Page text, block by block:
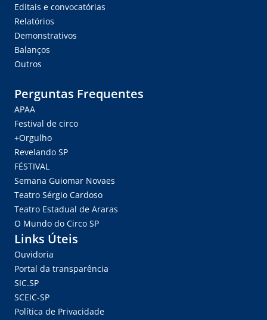
Editais e convocatórias
Relatórios
Demonstrativos
Balanços
Outros
Perguntas Frequentes
APAA
Festival de circo
+Orgulho
Revelando SP
FÉSTIVAL
Semana Guiomar Novaes
Teatro Sérgio Cardoso
Teatro Estadual de Araras
O Mundo do Circo SP
Links Úteis
Ouvidoria
Portal da transparência
SIC.SP
SCEIC-SP
Política de Privacidade